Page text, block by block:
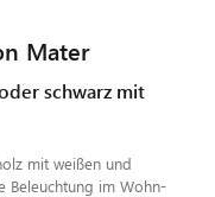
Mater
schwarz mit
mit weißen und
Beleuchtung im Wohn-